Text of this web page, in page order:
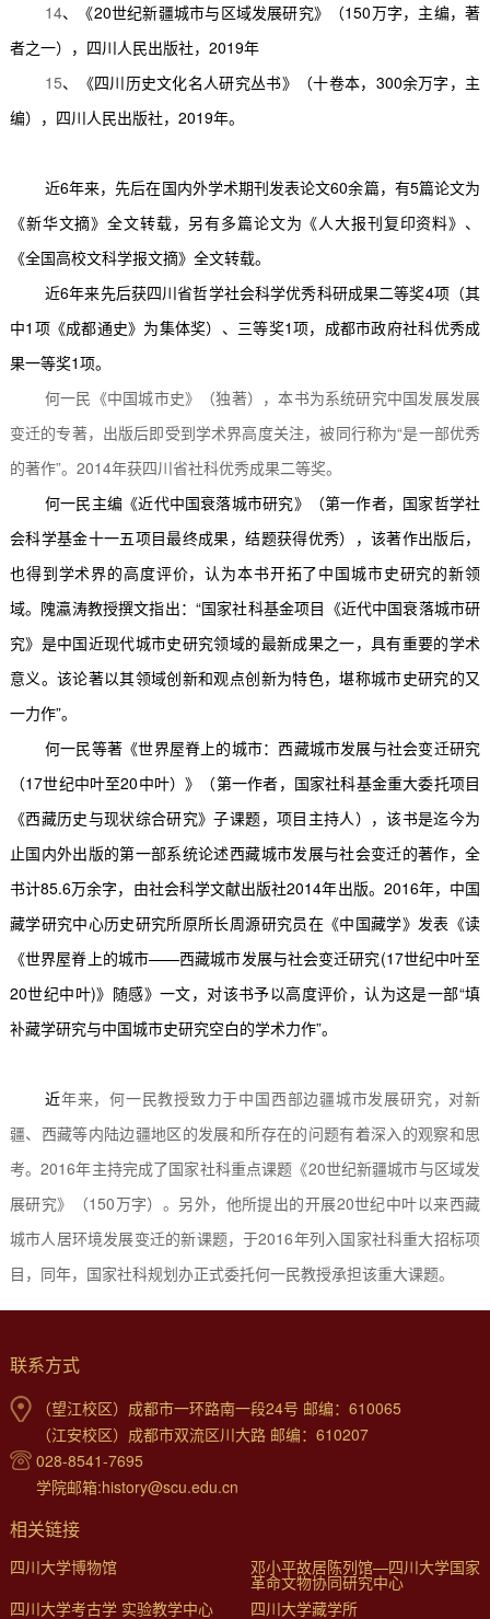
14、《20世纪新疆城市与区域发展研究》（150万字，主编，著
者之一），四川人民出版社， 2019年
15、《四川历史文化名人研究丛书》（十卷本， 300余万字，主
编），四川人民出版社， 2019年。
近6年来，先后在国内外学术期刊发表论文60余篇，有5篇论文为
《新华文摘》全文转载，另有多篇论文为《人大报刊复印资料》、
《全国高校文科学报文摘》全文转载。
近6年来先后获四川省哲学社会科学优秀科研成果二等奖4项（其
中1 项《成都通史》为集体奖）、三等奖1项，成都市政府社科优秀成
果一等奖1项。
何一民《中国城市史》（独著），本书为系统研究中国发展发展
变迁的专著，出版后即受到学术界高度关注，被同行称为“是一部优秀
的著作”。 2014年获四川省社科优秀成果二等奖。
何一民主编《近代中国衰落城市研究》（第一作者，国家哲学社
会科学基金十一五项目最终成果，结题获得优秀），该著作出版后，
也得到学术界的高度评价，认为本书开拓了中国城市史研究的新领
域。隗瀛涛教授撰文指出：“国家社科基金项目《近代中国衰落城市研
究》是中国近现代城市史研究领域的最新成果之一，具有重要的学术
意义。该论著以其领域创新和观点创新为特色，堪称城市史研究的又
一力作”。
何一民等著《世界屋脊上的城市：西藏城市发展与社会变迁研究
（17世纪中叶至20中叶）》（第一作者，国家社科基金重大委托项目
《西藏历史与现状综合研究》子课题，项目主持人），该书是迄今为
止国内外出版的第一部系统论述西藏城市发展与社会变迁的著作，全
书计85.6万余字，由社会科学文献出版社2014年出版。 2016年，中国
藏学研究中心历史研究所原所长周源研究员在《中国藏学》发表《读
《世界屋脊上的城市——西藏城市发展与社会变迁研究(17世纪中叶至
20世纪中叶)》随感》一文，对该书予以高度评价，认为这是一部“填
补藏学研究与中国城市史研究空白的学术力作”。
近年来，何一民教授致力于中国西部边疆城市发展研究，对新
疆、西藏等内陆边疆地区的发展和所存在的问题有着深入的观察和思
考。2016年主持完成了国家社科重点课题《20世纪新疆城市与区域发
展研究》（150万字）。另外，他所提出的开展20世纪中叶以来西藏
城市人居环境发展变迁的新课题，于2016年列入国家社科重大招标项
目，同年，国家社科规划办正式委托何一民教授承担该重大课题。
联系方式
（望江校区）成都市一环路南一段24号 邮编：610065
（江安校区）成都市双流区川大路 邮编：610207
028-8541-7695
学院邮箱:history@scu.edu.cn
相关链接
四川大学博物馆 邓小平故居陈列馆—四川大学国家
革命文物协同研究中心
四川大学考古学 实验教学中心
四川大学藏学所